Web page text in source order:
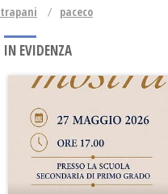
trapani paceco
IN EVIDENZA